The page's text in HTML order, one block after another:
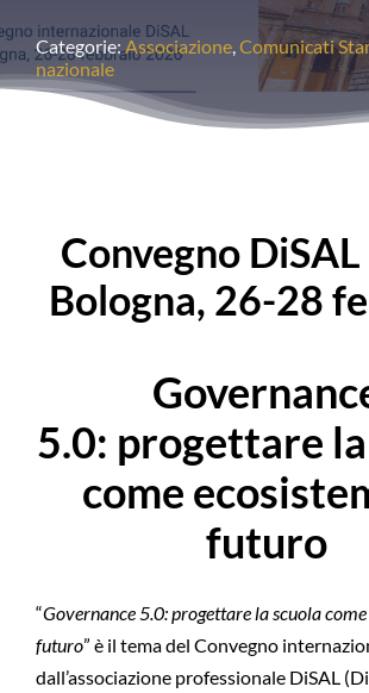
Contattaci
Categorie:Associazione,Comunicati
nazionale
Convegno
Bologna, 26-28
5.0: progettare
come
futuro
“Governance 5.0: progettare la scuola
futuro” è il tema del Convegno
dall’associazione professionale DiSAL